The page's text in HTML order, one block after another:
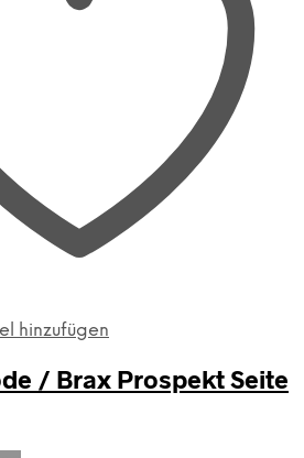
hinzufügen
/ Brax Prospekt Seite